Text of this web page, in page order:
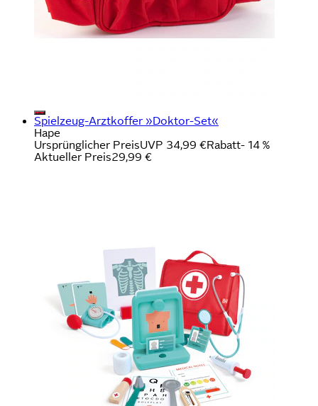
Spielzeug-Arztkoffer »Doktor-Set«
Hape
Ursprünglicher PreisUVP 34,99 €Rabatt- 14 %
Aktueller Preis29,99 €